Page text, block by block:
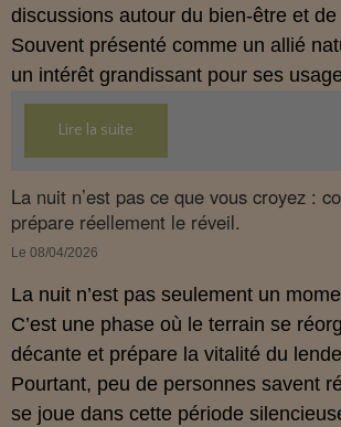
discussions autour du bien‑être et
Souvent présenté comme un allié
un intérêt grandissant pour ses
son interaction avec le système
Cet article propose une mise au
et conforme à la réglementation
Lire la suite
La nuit n’est pas ce que vous croyez :
prépare réellement le réveil.
Le 08/04/2026
La nuit n’est pas seulement un
C’est une phase où le terrain se
décante et prépare la vitalité du
Pourtant, peu de personnes savent
se joue dans cette période